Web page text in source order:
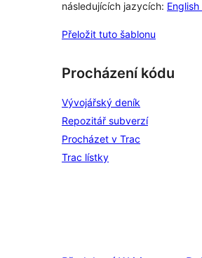
následujících jazycích: English
Přeložit tuto šablonu
Procházení kódu
Vývojářský deník
Repozitář subverzí
Procházet v Trac
Trac lístky